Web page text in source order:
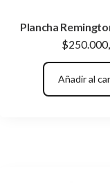
Plancha
$
Añadir al